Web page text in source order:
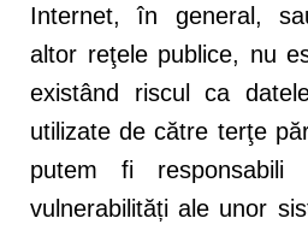
Internet, în general,
altor reţele publice, nu
existând riscul ca
utilizate de către terţe
putem fi
vulnerabilități ale unor